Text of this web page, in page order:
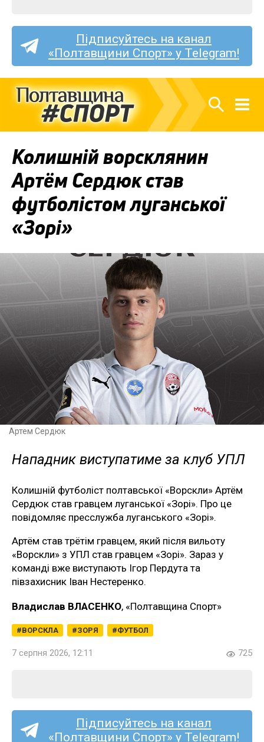
Підписуйтесь на канал
«Полтавщини Спорт» у Telegram!
Колишній ворсклянин
Артём Сердюк став
футболістом луганської
«Зорі»
Артем Сердюк
Нападник виступатиме за клуб УПЛ
Колишній футболіст полтавської «Ворскли» Артём
Сердюк став гравцем луганської «Зорі». Про це
повідомляє пресслужба луганського «Зорі».
Артём став трётім гравцем, який після вильоту
«Ворскли» з УПЛ став гравцем «Зорі». Зараз у
команді вже виступають Ігор Пердута та
півзахисник Іван Нестеренко.
Владислав ВЛАСЕНКО, «Полтавщина Спорт»
ВОРСКЛА ЗОРЯ ФУТБОЛ
7 серпня 2026, 12:11 725
Підписуйтесь на канал
«Полтавщини Спорт» у Telegram!